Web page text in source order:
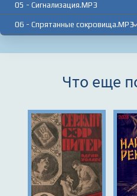
05 - Сигнализация.MP3
06 - Спрятанные сокровища.MP3
Что еще